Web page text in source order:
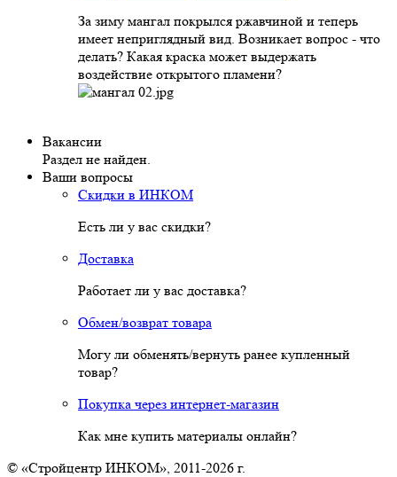
За зиму мангал покрылся ржавчиной и теперь
имеет неприглядный вид. Возникает вопрос - что
делать? Какая краска может выдержать
воздействие открытого пламени?
Вакансии
Раздел не найден.
Ваши вопросы
Скидки в ИНКОМ
Есть ли у вас скидки?
Доставка
Работает ли у вас доставка?
Обмен/возврат товара
Могу ли обменять/вернуть ранее купленный
товар?
Покупка через интернет-магазин
Как мне купить материалы онлайн?
© «Стройцентр ИНКОМ», 2011-2026 г.